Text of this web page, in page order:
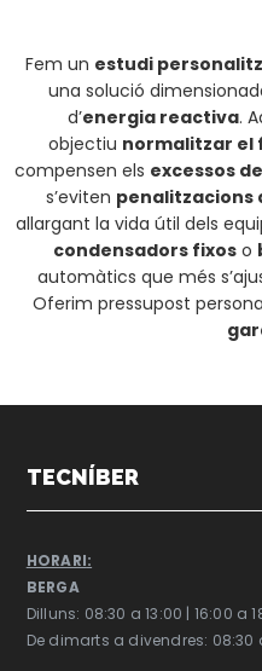
Fem un estudi
una solució
d’energia reactiva.
objectiu normalitzar el
compensen els excessos
s’eviten penalitzacions
allargant la vida útil dels
condensadors fixoso
automàtics que més
Oferim pressupost
TECNÍBER
HORARI:
BERGA
Dilluns: 08:30 a 13:00 | 16:00 a
De dimarts a divendres: 08:30